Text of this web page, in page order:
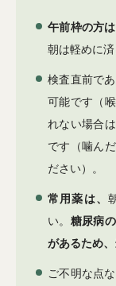
午前枠の方
朝は軽めに
検査直前で
可能です（
れない場合
です（噛ん
ださい）。
常用薬は、
い。 糖尿病
があるため
ご不明な点